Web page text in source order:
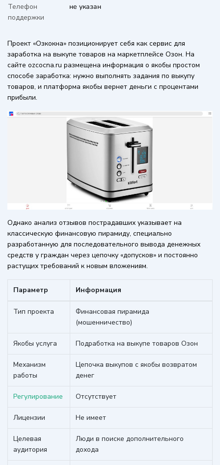
Телефон
поддержки
не указан
Проект «Озкокна» позиционирует себя как сервис для
заработка на выкупе товаров на маркетплейсе Озон. На
сайте ozcocna.ru размещена информация о якобы простом
способе заработка: нужно выполнять задания по выкупу
товаров, и платформа якобы вернет деньги с процентами
прибыли.
Однако анализ отзывов пострадавших указывает на
классическую финансовую пирамиду, специально
разработанную для последовательного вывода денежных
средств у граждан через цепочку «допусков» и постоянно
растущих требований к новым вложениям.
Параметр Информация
Тип проекта
Финансовая пирамида
(мошенничество)
Якобы услуга Подработка на выкупе товаров Озон
Механизм
работы
Цепочка выкупов с якобы возвратом
денег
Регулирование Отсутствует
Лицензии Не имеет
Целевая
аудитория
Люди в поиске дополнительного
дохода